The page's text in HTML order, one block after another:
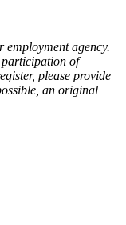
agency.
of
please provide
an original